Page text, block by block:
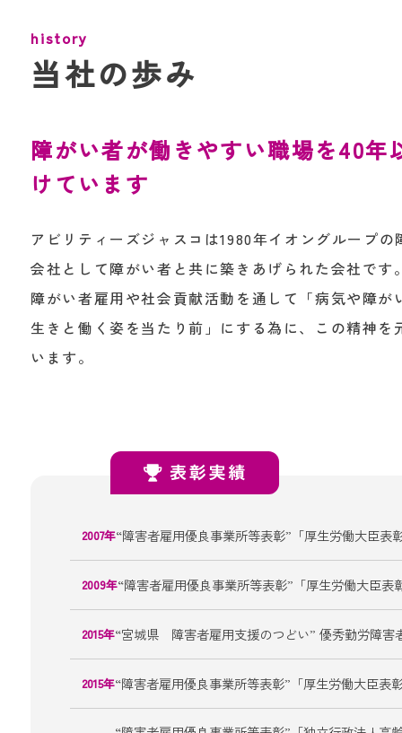
history
当社の歩み
障がい者が働きやすい職場を40年
けています
アビリティーズジャスコは1980年イオングループ
会社として障がい者と共に築きあげられた会社です
障がい者雇用や社会貢献活動を通して「病気や障が
生きと働く姿を当たり前」にする為に、この精神を
います。
2007年“障害者雇用優良事業所等表彰”「厚生労働大臣表
2009年“障害者雇用優良事業所等表彰”「厚生労働大臣表
2015年“宮城県 障害者雇用支援のつどい” 優秀勤労障
2015年“障害者雇用優良事業所等表彰”「厚生労働大臣表